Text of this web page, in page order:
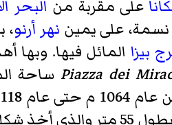
على مقربة من البحر
نهر أرنو،
بيزا المائل فيها. وبها
Piazza dei ساحة
بطول 55 متر والذي أخذ شكله المائل مباشرة بعد بدء بناءه.